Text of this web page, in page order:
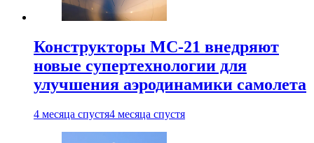
Конструкторы МС-21 внедряют
новые супертехнологии для
улучшения аэродинамики самолета
4 месяца спустя4 месяца спустя